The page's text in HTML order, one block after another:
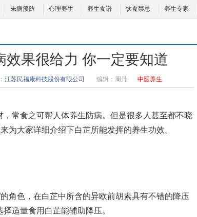
未病预防 心理养生 养生食谱 饮食禁忌 养生专家
效果很给力 你一定要知道
江苏民福康科技股份有限公司 编辑： 周丹 中医养生
常食之可帮人体养生防病。但是很多人甚至都不晓
为大家详细介绍下白芷所能发挥的养生功效。
色，在白芷中所含的异欧前胡素具有不错的降压
适量食用白芷能辅助降压。